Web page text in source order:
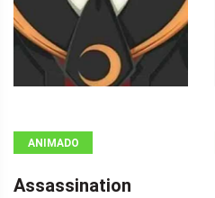
ANIMADO
Assassination